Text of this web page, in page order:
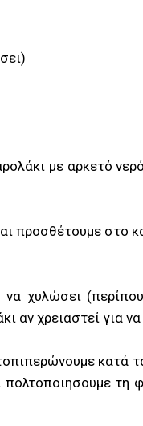
με αρκετό
προσθέτουμε στο
να χυλώσει
αν χρειαστεί για να
κατά
τη